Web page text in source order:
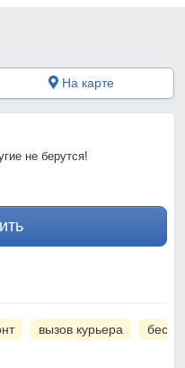
На карте
не берутся!
вызов курьера